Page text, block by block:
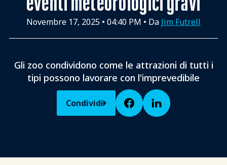
Novembre 17, 2025 • 04:40 PM • Da Jim Futrell
Gli zoo condividono come le attrazioni di tutti i
tipi possono lavorare con l'imprevedibile
Condividi